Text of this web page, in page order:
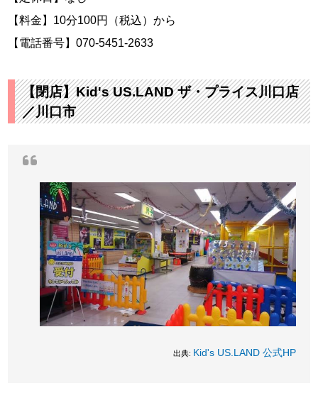
【料金】10分100円（税込）から
【電話番号】070-5451-2633
【閉店】Kid's US.LAND ザ・プライス川口店
／川口市
出典: Kid's US.LAND 公式HP